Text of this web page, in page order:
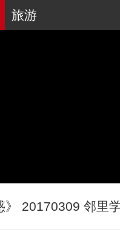
旅游
》 20170309 邻里